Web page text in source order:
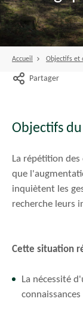
Accueil Objectifs et
Partager
Objectifs
La répétition
que
inquiètent les
recherche leurs
Cette situation
La nécessité
connaissances